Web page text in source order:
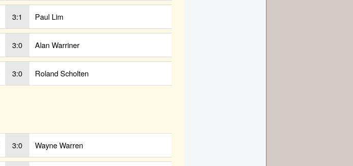
3:1 Paul Lim
3:0 Alan Warriner
3:0 Roland Scholten
3:0 Wayne Warren